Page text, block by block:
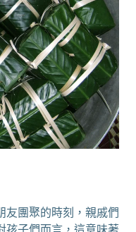
友團聚的時刻，親戚們
孩子們而言，這意味著